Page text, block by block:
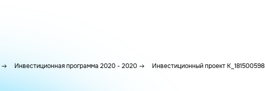
Инвестиционная программа 2020 - 2020 Инвестиционный проект K_181500598